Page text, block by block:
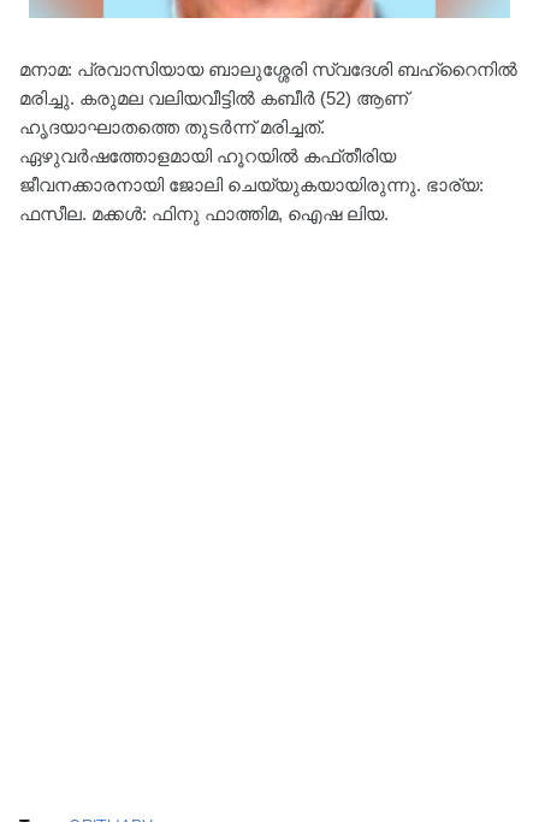
മനാമ: പ്രവാസിയായ ബാലുശ്ശേരി സ്വദേശി ബഹ്‌റൈനില്‍
മരിച്ചു. കരുമല വലിയവീട്ടില്‍ കബീര്‍ (52) ആണ്
ഹൃദയാഘാതത്തെ തുടർന്ന് മരിച്ചത്.
ഏഴുവർഷത്തോളമായി ഹൂറയില്‍ കഫ്തീരിയ
ജീവനക്കാരനായി ജോലി ചെയ്യുകയായിരുന്നു. ഭാര്യ:
ഫസീല. മക്കള്‍: ഫിനു ഫാത്തിമ, ഐഷ ലിയ.